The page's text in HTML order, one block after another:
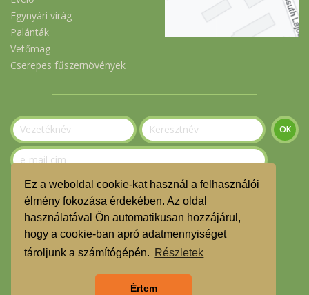
Ez a weboldal cookie-kat használ a felhasználói
élmény fokozása érdekében. Az oldal
használatával Ön automatikusan hozzájárul,
hogy a cookie-ban apró adatmennyiséget
tároljunk a számítógépén. Részletek
Értem
Egynyári virág
Palánták
Vetőmag
Cserepes fűszernövények
Szeretnék feliratkozni a hírlevélre.
© Gerecse Szatyor Közösség 2023
ÁSZF
Adatvédelmi nyilatkozat